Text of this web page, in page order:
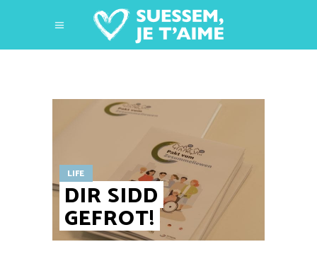
LIFE
DIR SIDD
GEFROT!